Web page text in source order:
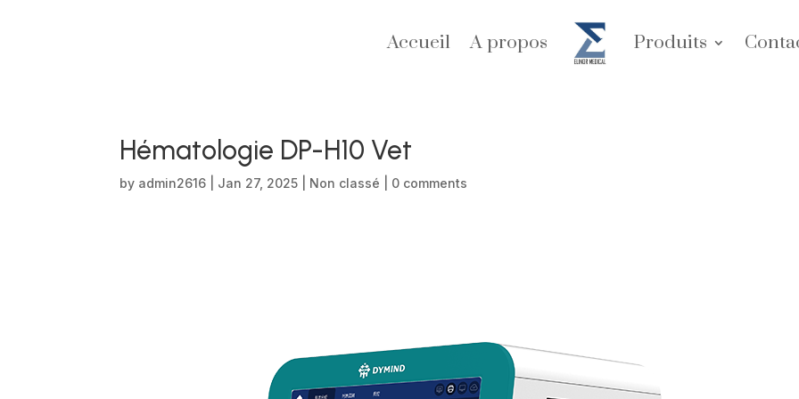
Accueil A propos Produits
Hématologie DP-H10 Vet
by admin2616 Jan 27, 2025 Non classé 0 comments